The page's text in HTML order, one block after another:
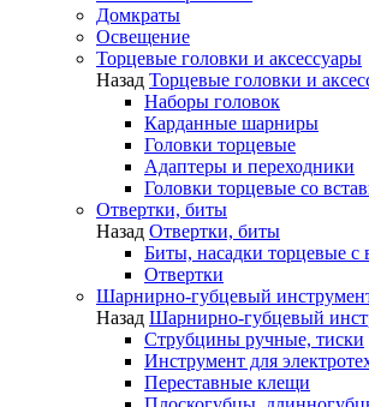
Домкраты
Освещение
Торцевые головки и аксессуары
Назад Торцевые головки и
Наборы головок
Карданные шарниры
Головки торцевые
Адаптеры и переходники
Головки торцевые со
Отвертки, биты
Назад Отвертки, биты
Биты, насадки торцевые с
Отвертки
Шарнирно-губцевый
Назад Шарнирно-губцевый
Струбцины ручные, тиски
Инструмент для
Переставные клещи